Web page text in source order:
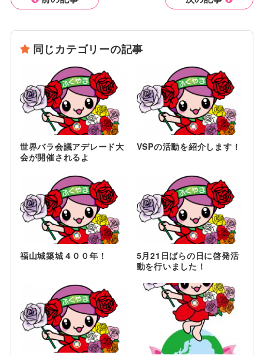
同じカテゴリーの記事
世界バラ会議アデレード大
会が開催されるよ
VSPの活動を紹介します！
福山城築城４００年！
5月21日ばらの日に啓発活
動を行いました！